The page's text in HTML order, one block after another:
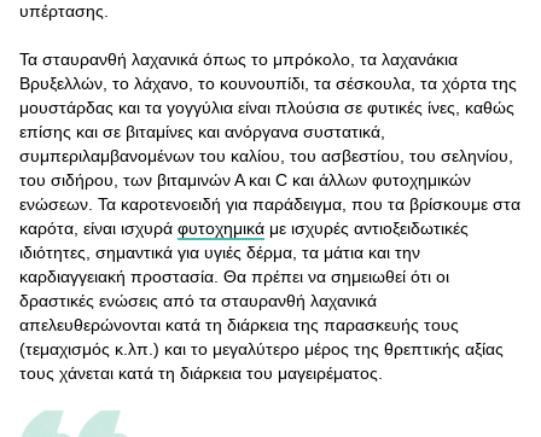
υπέρτασης.
Τα σταυρανθή λαχανικά όπως το μπρόκολο, τα λαχανάκια
Βρυξελλών, το λάχανο, το κουνουπίδι, τα σέσκουλα, τα χόρτα της
μουστάρδας και τα γογγύλια είναι πλούσια σε φυτικές ίνες, καθώς
επίσης και σε βιταμίνες και ανόργανα συστατικά,
συμπεριλαμβανομένων του καλίου, του ασβεστίου, του σεληνίου,
του σιδήρου, των βιταμινών Α και C και άλλων φυτοχημικών
ενώσεων. Τα καροτενοειδή για παράδειγμα, που τα βρίσκουμε στα
καρότα, είναι ισχυρά φυτοχημικά με ισχυρές αντιοξειδωτικές
ιδιότητες, σημαντικά για υγιές δέρμα, τα μάτια και την
καρδιαγγειακή προστασία. Θα πρέπει να σημειωθεί ότι οι
δραστικές ενώσεις από τα σταυρανθή λαχανικά
απελευθερώνονται κατά τη διάρκεια της παρασκευής τους
(τεμαχισμός κ.λπ.) και το μεγαλύτερο μέρος της θρεπτικής αξίας
τους χάνεται κατά τη διάρκεια του μαγειρέματος.